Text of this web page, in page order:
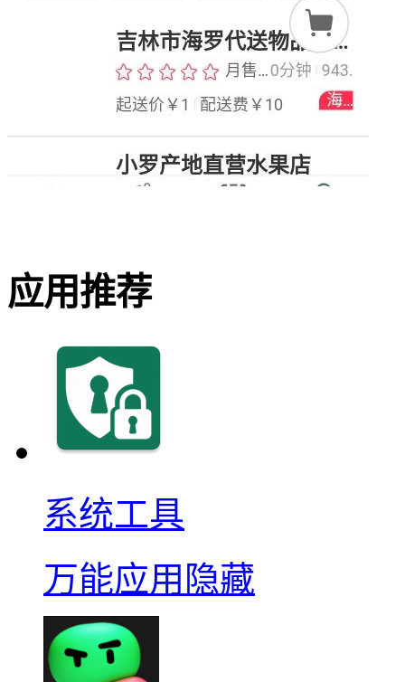
应用推荐
系统工具
万能应用隐藏